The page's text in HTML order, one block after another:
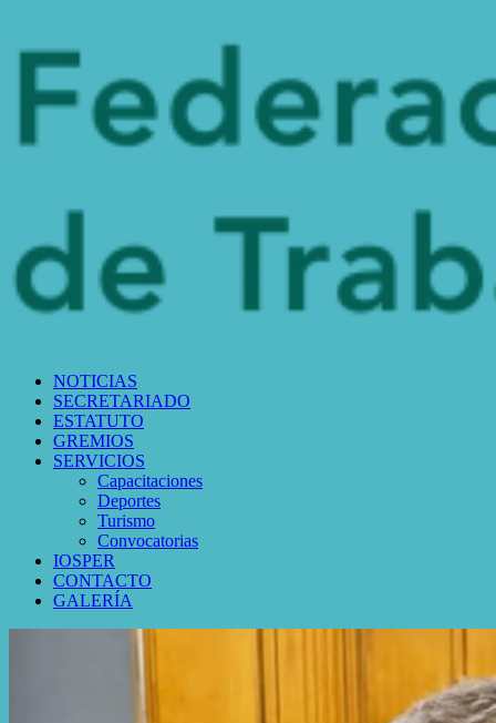
NOTICIAS
SECRETARIADO
ESTATUTO
GREMIOS
SERVICIOS
Capacitaciones
Deportes
Turismo
Convocatorias
IOSPER
CONTACTO
GALERÍA